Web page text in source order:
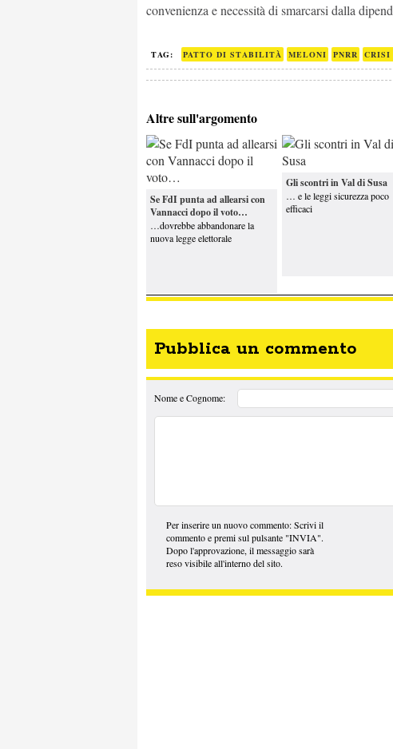
convenienza e necessità di smarcarsi dalla
TAG: PATTO DI STABILITÀ MELONI PNRR CRISI
Altre sull'argomento
Se FdI punta ad allearsi con
Vannacci dopo il voto…
…dovrebbe abbandonare la
nuova legge elettorale
Gli scontri in Val di Susa
… e le leggi sicurezza poco
efficaci
Pubblica un commento
Nome e Cognome:
Per inserire un nuovo commento: Scrivi il
commento e premi sul pulsante "INVIA".
Dopo l'approvazione, il messaggio sarà
reso visibile all'interno del sito.